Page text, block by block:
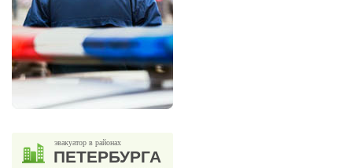
эвакуатор в районах
ПЕТЕРБУРГА